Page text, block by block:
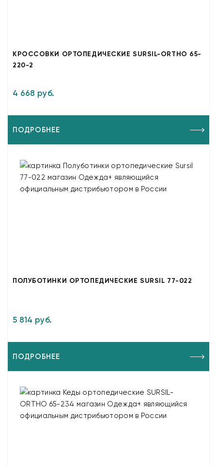
КРОССОВКИ ОРТОПЕДИЧЕСКИЕ SURSIL-ORTHO 65-
220-2
4 668 руб.
ПОДРОБНЕЕ
ПОЛУБОТИНКИ ОРТОПЕДИЧЕСКИЕ SURSIL 77-022
5 814 руб.
ПОДРОБНЕЕ